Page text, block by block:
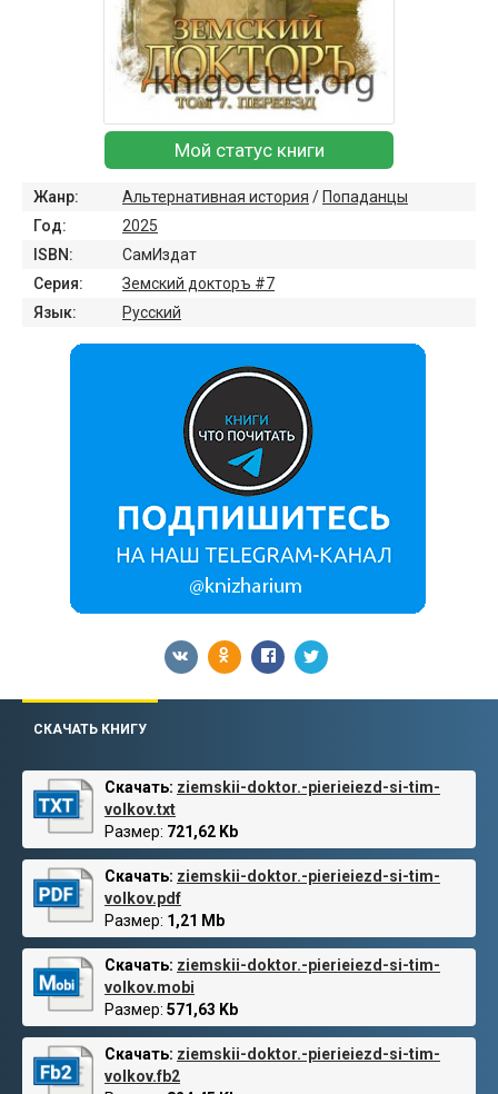
Мой статус книги
Жанр: Альтернативная история / Попаданцы
Год:
2025
ISBN:
СамИздат
Серия:
Земский докторъ #7
Язык:
Русский
СКАЧАТЬ КНИГУ
Скачать: ziemskii-doktor.-pierieiezd-si-tim-
volkov.txt
Размер: 721,62 Kb
Скачать: ziemskii-doktor.-pierieiezd-si-tim-
volkov.pdf
Размер: 1,21 Mb
Скачать: ziemskii-doktor.-pierieiezd-si-tim-
volkov.mobi
Размер: 571,63 Kb
Скачать: ziemskii-doktor.-pierieiezd-si-tim-
volkov.fb2